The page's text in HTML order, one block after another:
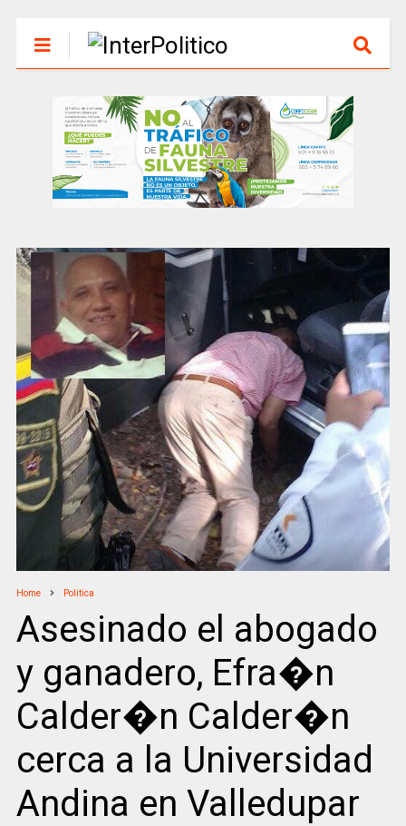
Home Politica
Asesinado el abogado
y ganadero, Efra�n
Calder�n Calder�n
cerca a la Universidad
Andina en Valledupar